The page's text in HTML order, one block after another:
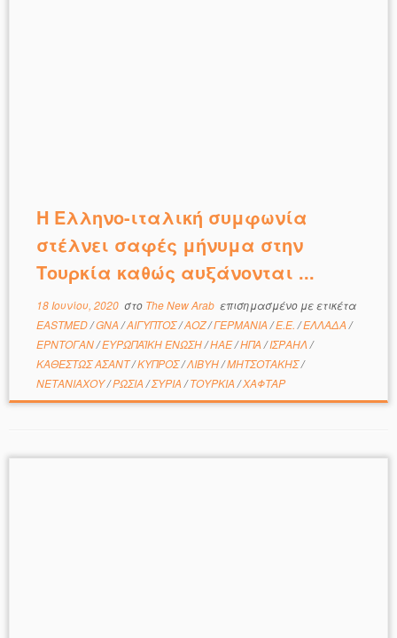
Η Ελληνο-ιταλική συμφωνία
στέλνει σαφές μήνυμα στην
Τουρκία καθώς αυξάνονται ...
18 Ιουνίου, 2020στο The New Arab επισημασμένο με ετικέτα
EASTMED/GNA /ΑΙΓΥΠΤΟΣ/ΑΟΖ/ΓΕΡΜΑΝΙΑ /Ε.Ε. /ΕΛΛΑΔΑ /
ΕΡΝΤΟΓΑΝ/ΕΥΡΩΠΑΪΚΗ ΕΝΩΣΗ/ΗΑΕ/ΗΠΑ /ΙΣΡΑΗΛ /
ΚΑΘΕΣΤΩΣ ΑΣΑΝΤ/ΚΥΠΡΟΣ/ΛΙΒΥΗ/ΜΗΤΣΟΤΑΚΗΣ/
ΝΕΤΑΝΙΑΧΟΥ/ΡΩΣΙΑ /ΣΥΡΙΑ /ΤΟΥΡΚΙΑ /ΧΑΦΤΑΡ